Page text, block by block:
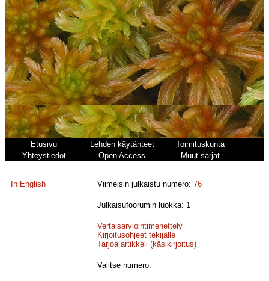
Etusivu Lehden käytänteet
Toimituskunta
Yhteystiedot
Open Access Muut sarjat
In English Viimeisin julkaistu numero:76
Julkaisufoorumin luokka: 1
Vertaisarviointimenettely
Kirjoitusohjeet tekijälle
Tarjoa artikkeli (käsikirjoitus)
Valitse numero: